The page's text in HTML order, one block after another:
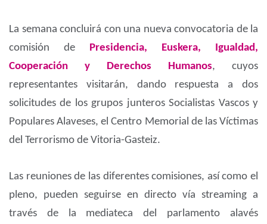
La semana concluirá con una nueva convocatoria de la
comisión de Presidencia, Euskera, Igualdad,
Cooperación y Derechos Humanos, cuyos
representantes visitarán, dando respuesta a dos
solicitudes de los grupos junteros Socialistas Vascos y
Populares Alaveses, el Centro Memorial de las Víctimas
del Terrorismo de Vitoria-Gasteiz.
Las reuniones de las diferentes comisiones, así como el
pleno, pueden seguirse en directo vía streaming a
través de la mediateca del parlamento alavés